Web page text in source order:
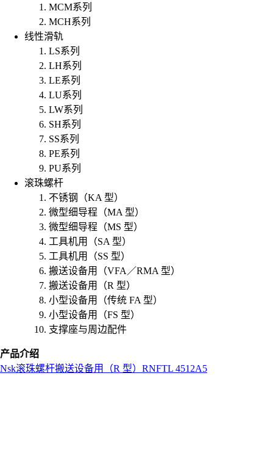
MCM系列
MCH系列
线性滑轨
LS系列
LH系列
LE系列
LU系列
LW系列
SH系列
SS系列
PE系列
PU系列
滚珠螺杆
不锈钢（KA 型）
微型细导程（MA 型）
微型细导程（MS 型）
工具机用（SA 型）
工具机用（SS 型）
搬送设备用（VFA／RMA 型）
搬送设备用（R 型）
小型设备用（传统 FA 型）
小型设备用（FS 型）
支撑座与周边配件
产品介绍
Nsk滚珠螺杆搬送设备用（R 型） RNFTL 4512A5